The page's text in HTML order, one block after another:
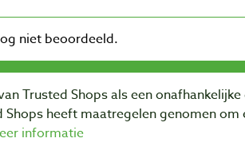
Trusted Shops als een
Shops heeft maatregelen genomen
informatie